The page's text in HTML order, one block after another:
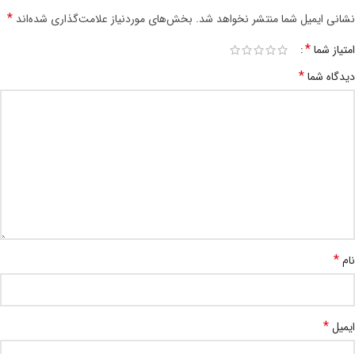
نشانی ایمیل شما منتشر نخواهد شد. بخش‌های موردنیاز علامت‌گذاری شده‌اند *
امتیاز شما*
دیدگاه شما*
نام*
ایمیل*